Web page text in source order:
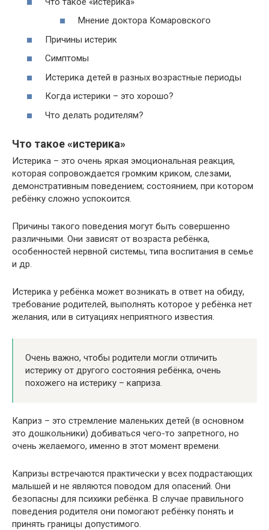
Мнение доктора Комаровского
Причины истерик
Симптомы
Истерика детей в разных возрастные периоды
Когда истерики – это хорошо?
Что делать родителям?
Что такое «истерика»
Истерика – это очень яркая эмоциональная реакция,
которая сопровождается громким криком, слезами,
демонстративным поведением; состоянием, при котором
ребёнку сложно успокоится.
Причины такого поведения могут быть совершенно
различными. Они зависят от возраста ребёнка,
особенностей нервной системы, типа воспитания в семье
и др.
Истерика у ребёнка может возникать в ответ на обиду,
требование родителей, выполнять которое у ребёнка нет
желания, или в ситуациях неприятного известия.
Очень важно, чтобы родители могли отличить
истерику от другого состояния ребёнка, очень
похожего на истерику – каприза.
Каприз – это стремление маленьких детей (в основном
это дошкольники) добиваться чего-то запретного, но
очень желаемого, именно в этот момент времени.
Капризы встречаются практически у всех подрастающих
малышей и не являются поводом для опасений. Они
безопасны для психики ребёнка. В случае правильного
поведения родителя они помогают ребёнку понять и
принять границы допустимого.